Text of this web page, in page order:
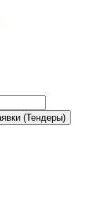
(Тендеры)